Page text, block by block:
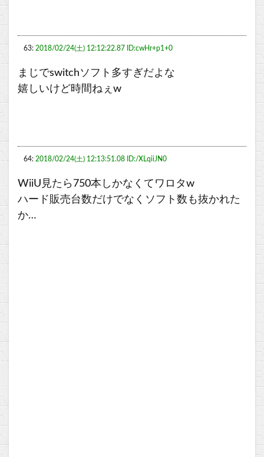
63: 2018/02/24(土) 12:12:22.87 ID:cwHr+p1+0
まじでswitchソフト多すぎだよな
嬉しいけど時間ねぇw
64: 2018/02/24(土) 12:13:51.08 ID:/XLqiiJN0
WiiU見たら750本しかなくてワロタw
ハード販売台数だけでなくソフト数も抜かれた
か…